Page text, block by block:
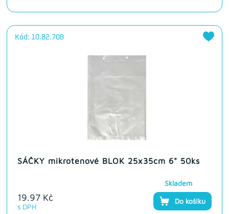
Kód: 10.82.708
SÁČKY mikrotenové BLOK 25x35cm 6" 50ks
19.97 Kč
s DPH
Skladem
Do košíku